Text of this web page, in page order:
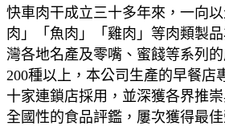
快車肉干成立三十多年來，一向
肉」「魚肉」「雞肉」等肉類製
灣各地名產及零嘴、蜜餞等系列
200種以上，本公司生產的早餐店
十家連鎖店採用，並深獲各界推
全國性的食品評鑑，屢次獲得最佳